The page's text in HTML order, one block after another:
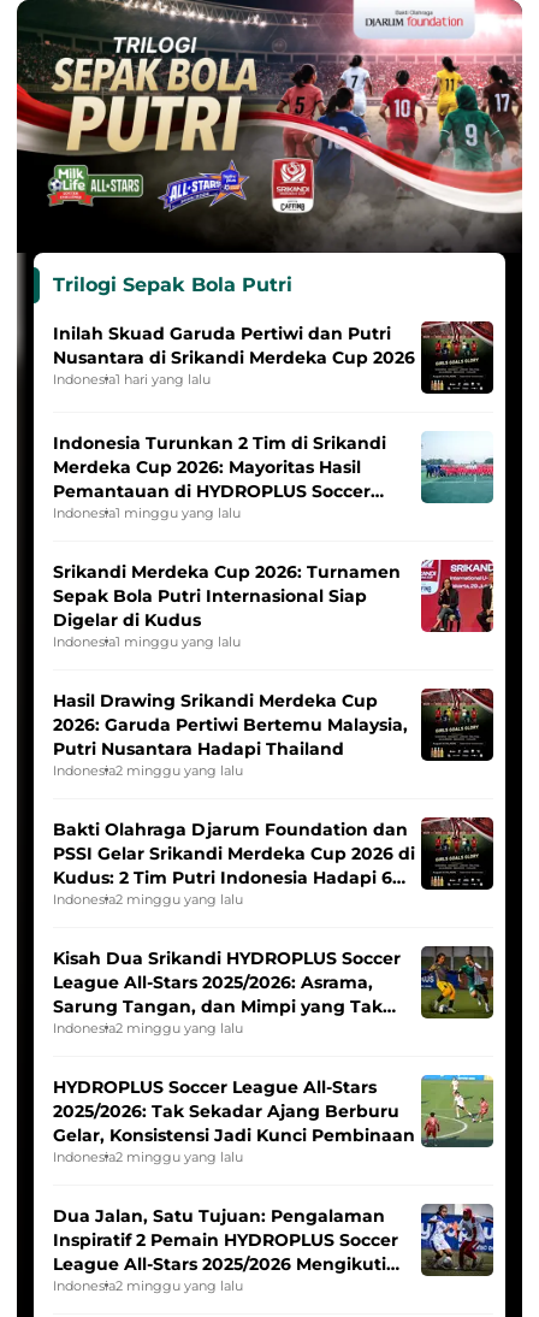
Trilogi Sepak Bola Putri
Inilah Skuad Garuda Pertiwi dan Putri
Nusantara di Srikandi Merdeka Cup 2026
Indonesia1 hari yang lalu
Indonesia Turunkan 2 Tim di Srikandi
Merdeka Cup 2026: Mayoritas Hasil
Pemantauan di HYDROPLUS Soccer
League
Indonesia1 minggu yang lalu
Srikandi Merdeka Cup 2026: Turnamen
Sepak Bola Putri Internasional Siap
Digelar di Kudus
Indonesia1 minggu yang lalu
Hasil Drawing Srikandi Merdeka Cup
2026: Garuda Pertiwi Bertemu Malaysia,
Putri Nusantara Hadapi Thailand
Indonesia2 minggu yang lalu
Bakti Olahraga Djarum Foundation dan
PSSI Gelar Srikandi Merdeka Cup 2026 di
Kudus: 2 Tim Putri Indonesia Hadapi 6
Tim Asia
Indonesia2 minggu yang lalu
Kisah Dua Srikandi HYDROPLUS Soccer
League All-Stars 2025/2026: Asrama,
Sarung Tangan, dan Mimpi yang Tak
Pernah Padam
Indonesia2 minggu yang lalu
HYDROPLUS Soccer League All-Stars
2025/2026: Tak Sekadar Ajang Berburu
Gelar, Konsistensi Jadi Kunci Pembinaan
Indonesia2 minggu yang lalu
Dua Jalan, Satu Tujuan: Pengalaman
Inspiratif 2 Pemain HYDROPLUS Soccer
League All-Stars 2025/2026 Mengikuti
Seleksi Timnas Indonesia Putri
Indonesia2 minggu yang lalu